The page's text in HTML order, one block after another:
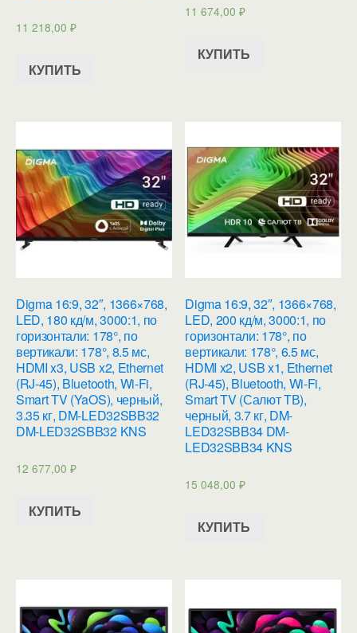
11 218,00 ₽
КУПИТЬ
11 674,00₽
КУПИТЬ
Digma 16:9, 32″, 1366×768,
LED, 180 кд/м, 3000:1, по
горизонтали: 178°, по
вертикали: 178°, 8.5 мс,
HDMI x3, USB x2, Ethernet
(RJ-45), Bluetooth, Wi-Fi,
Smart TV (YaOS), черный,
3.35 кг, DM-LED32SBB32
DM-LED32SBB32 KNS
12 677,00 ₽
КУПИТЬ
Digma 16:9, 32″, 1366×768,
LED, 200 кд/м, 3000:1, по
горизонтали: 178°, по
вертикали: 178°, 6.5 мс,
HDMI x2, USB x1, Ethernet
(RJ-45), Bluetooth, Wi-Fi,
Smart TV (Салют ТВ),
черный, 3.7 кг, DM-
LED32SBB34 DM-
LED32SBB34 KNS
15 048,00₽
КУПИТЬ